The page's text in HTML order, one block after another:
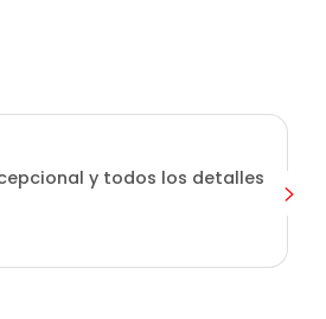
y todos los detalles